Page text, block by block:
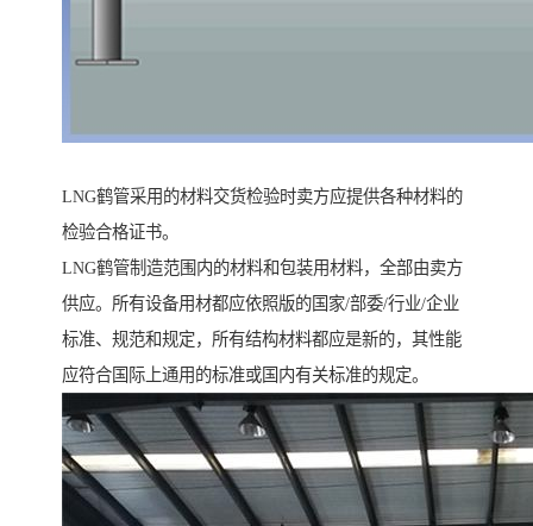
LNG鹤管采用的材料交货检验时卖方应提供各种材料的
检验合格证书。
LNG鹤管制造范围内的材料和包装用材料，全部由卖方
供应。所有设备用材都应依照版的国家/部委/行业/企业
标准、规范和规定，所有结构材料都应是新的，其性能
应符合国际上通用的标准或国内有关标准的规定。